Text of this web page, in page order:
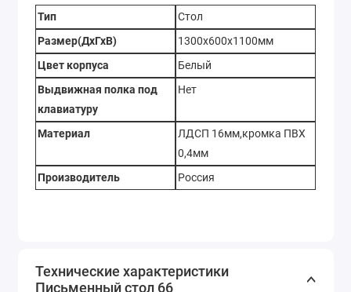
Тип
Стол
Размер(ДхГхВ)
1300х600х1100мм
Цвет корпуса
Белый
Выдвижная полка под
клавиатуру
Нет
Материал
ЛДСП 16мм,кромка ПВХ
0,4мм
Производитель
Россия
Технические характеристики
Письменный стол 66